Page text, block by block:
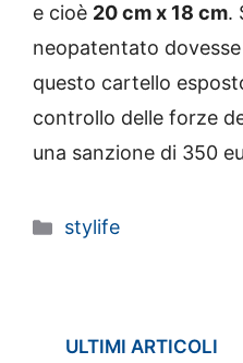
e cioè 20 cm x 18 cm.
neopatentato
questo cartello
controllo delle forze
una sanzione di 350
Categorie
stylife
ULTIMI ARTICOLI